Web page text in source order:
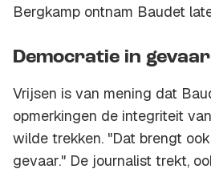
Bergkamp ontnam Baudet
Democratie in gevaar
Vrijsen is van mening dat
opmerkingen de integriteit
wilde trekken. "Dat brengt
gevaar." De journalist trekt,